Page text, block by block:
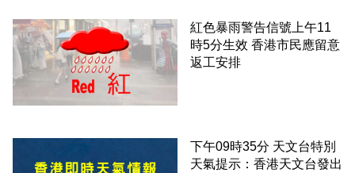
紅色暴雨警告信號上午11
時5分生效 香港市民應留意
返工安排
下午09時35分 天文台特別
天氣提示：香港天文台發出